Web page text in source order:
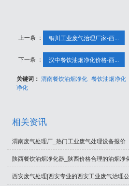
上一条 ： 铜川工业废气治理厂家-西...
下一条 ： 汉中餐饮油烟净化价格-西...
关键词：渭南餐饮油烟净化 餐饮油烟净化
净化
相关资讯
渭南废气处理厂_热门工业废气处理设备报价
陕西餐饮油烟净化器_陕西价格合理的油烟净
西安废气处理|西安专业的西安工业废气治理